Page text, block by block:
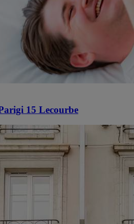
15 Lecourbe